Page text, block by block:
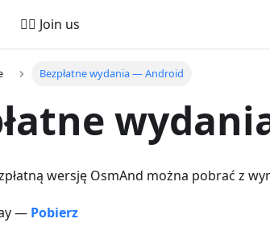
🚵‍♂️ Join us
Bezpłatne wydania — Android
wersję OsmAnd można pobrać z
— Pobierz